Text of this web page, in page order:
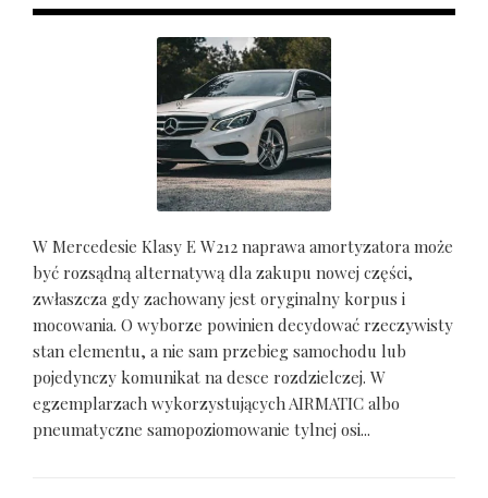
W Mercedesie Klasy E W212 naprawa amortyzatora może
być rozsądną alternatywą dla zakupu nowej części,
zwłaszcza gdy zachowany jest oryginalny korpus i
mocowania. O wyborze powinien decydować rzeczywisty
stan elementu, a nie sam przebieg samochodu lub
pojedynczy komunikat na desce rozdzielczej. W
egzemplarzach wykorzystujących AIRMATIC albo
pneumatyczne samopoziomowanie tylnej osi...